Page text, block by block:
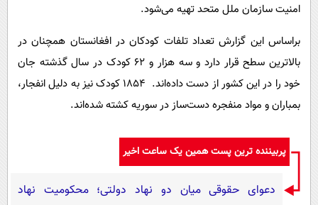
امنیت سازمان ملل متحد تهیه می‌شود.
براساس این گزارش تعداد تلفات کودکان در افغانستان همچنان در
بالاترین سطح قرار دارد و سه هزار و 62 کودک در سال گذشته جان
خود را در این کشور از دست داده‌اند. 1854 کودک نیز به دلیل انفجار،
بمباران و مواد منفجره دست‌ساز در سوریه کشته شده‌اند.
پربیننده ترین پست همین یک ساعت اخیر
دعوای حقوقی میان دو نهاد دولتی؛ محکومیت نهاد